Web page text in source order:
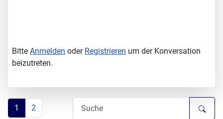
Bitte Anmelden oder Registrieren um der Konversation
beizutreten.
1 2